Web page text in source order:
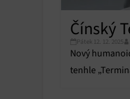
Čínský
Pátek 12. 12. 2025
Nový
tenhle